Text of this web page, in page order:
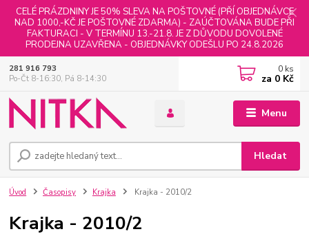
CELÉ PRÁZDNINY JE 50% SLEVA NA POŠTOVNÉ (PŘÍ OBJEDNÁVCE
NAD 1000,-KČ JE POŠTOVNÉ ZDARMA) - ZAÚČTOVÁNA BUDE PŘI
FAKTURACI - V TERMÍNU 13.-21.8. JE Z DŮVODU DOVOLENÉ
PRODEJNA UZAVŘENA - OBJEDNÁVKY ODEŠLU PO 24.8.2026
Menu
Hledat
281 916 793
Po-Čt 8-16:30, Pá 8-14:30
0 ks
za 0 Kč
Úvod Časopisy Krajka Krajka - 2010/2
Krajka - 2010/2